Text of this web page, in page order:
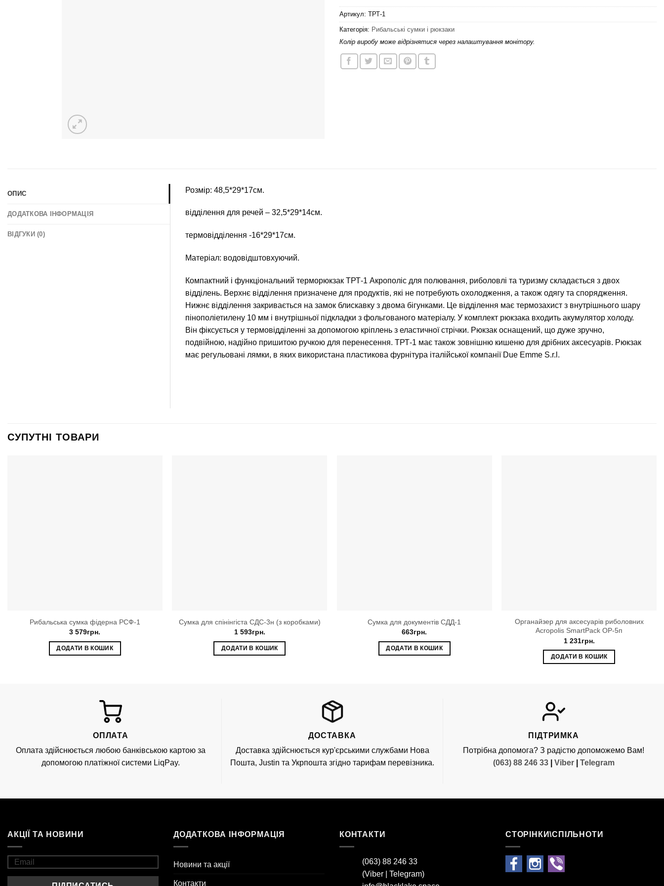
Артикул: ТРТ-1
Категорія: Рибальські сумки і рюкзаки
Колір виробу може відрізнятися через налаштування монітору.
ОПИС
ДОДАТКОВА ІНФОРМАЦІЯ
ВІДГУКИ (0)
Розмір: 48,5*29*17см.
відділення для речей – 32,5*29*14см.
термовідділення -16*29*17см.
Матеріал: водовідштовхуючий.
Компактний і функціональний терморюкзак ТРТ-1 Акрополіс для полювання, риболовлі та туризму складається з двох
відділень. Верхнє відділення призначене для продуктів, які не потребують охолодження, а також одягу та спорядження.
Нижнє відділення закривається на замок блискавку з двома бігунками. Це відділення має термозахист з внутрішнього шару
пінополіетилену 10 мм і внутрішньої підкладки з фольгованого матеріалу. У комплект рюкзака входить акумулятор холоду.
Він фіксується у термовідділенні за допомогою кріплень з еластичної стрічки. Рюкзак оснащений, що дуже зручно,
подвійною, надійно пришитою ручкою для перенесення. ТРТ-1 має також зовнішню кишеню для дрібних аксесуарів. Рюкзак
має регульовані лямки, в яких використана пластикова фурнітура італійської компанії Due Emme S.r.l.
СУПУТНІ ТОВАРИ
Рибальська сумка фідерна РСФ-1
3 579грн.
ДОДАТИ В КОШИК
Сумка для спінінгіста СДС-3н (з коробками)
1 593грн.
ДОДАТИ В КОШИК
Сумка для документів СДД-1
663грн.
ДОДАТИ В КОШИК
Органайзер для аксесуарів риболовних
Acropolis SmartPack ОР-5п
1 231грн.
ДОДАТИ В КОШИК
ОПЛАТА
Оплата здійснюється любою банківською картою за
допомогою платіжної системи LiqPay.
ДОСТАВКА
Доставка здійснюється кур'єрськими службами Нова
Пошта, Justin та Укрпошта згідно тарифам перевізника.
ПІДТРИМКА
Потрібна допомога? З радістю допоможемо Вам!
(063) 88 246 33| Viber| Telegram
АКЦІЇ ТА НОВИНИ ДОДАТКОВА ІНФОРМАЦІЯ
Новини та акції
Контакти
КОНТАКТИ
(063) 88 246 33
(Viber Telegram)
СТОРІНКИ\СПІЛЬНОТИ